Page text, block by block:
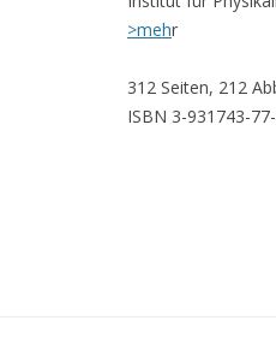
>mehr
312 Seiten, 212
ISBN 3-931743-